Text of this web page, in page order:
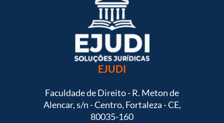
EJUDI
Faculdade de Direito - R. Meton de
Alencar, s/n - Centro, Fortaleza - CE,
80035-160